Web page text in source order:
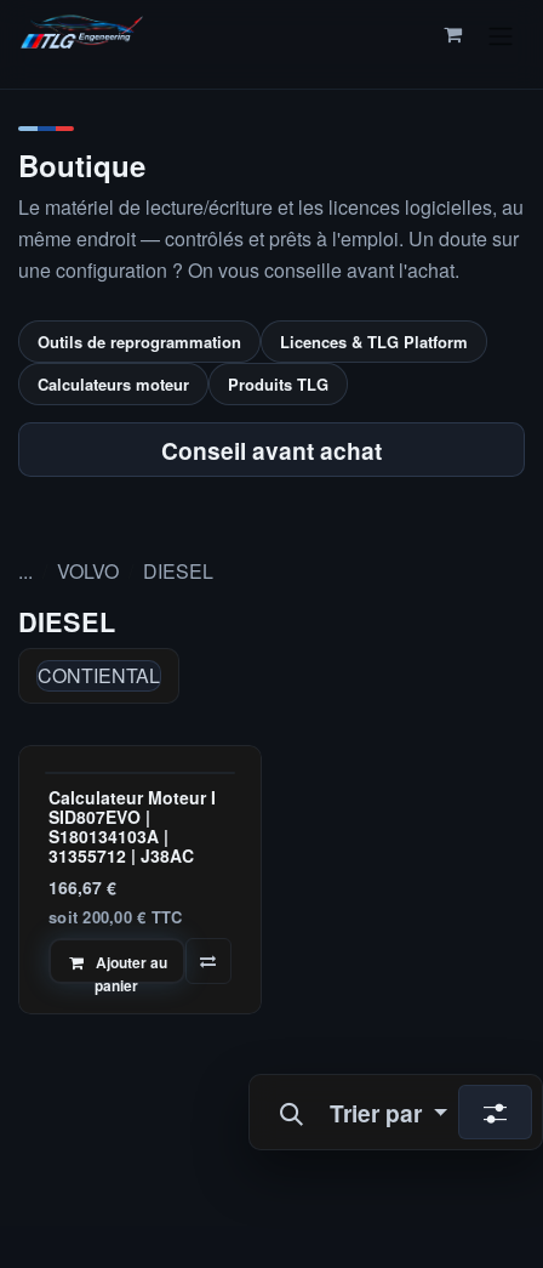
Se rendre au contenu
Boutique
Le matériel de lecture/écriture et les licences logicielles, au
même endroit — contrôlés et prêts à l'emploi. Un doute sur
une configuration ? On vous conseille avant l'achat.
Outils de reprogrammation
Licences & TLG Platform
Calculateurs moteur
Produits TLG
Conseil avant achat
... VOLVO DIESEL
DIESEL
CONTIENTAL
Nouveau !
Calculateur Moteur I
SID807EVO |
S180134103A |
31355712 | J38AC
166,67 €
soit 200,00 € TTC
Ajouter au
panier
Trier par